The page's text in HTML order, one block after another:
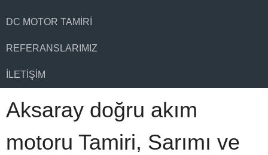
DC MOTOR TAMIRI
REFERANSLARIMIZ
İLETIŞIM
Aksaray doğru akım
motoru Tamiri, Sarımı ve